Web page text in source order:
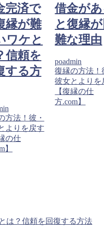
完済で
縁が難
ワケと
信頼を
する方
方法！彼・
よりを戻す
の仕
】
借金が
と復縁
難な理由
poadmin
復縁の方法！
彼女とよりを
【復縁の仕
方.com】
は？信頼を回復する方法